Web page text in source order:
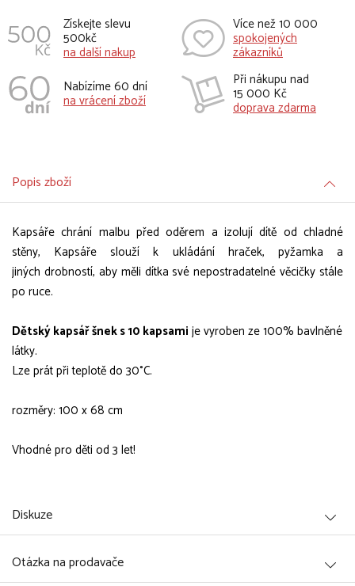
Získejte slevu
500kč
na další nakup
Více než 10 000
spokojených
zákazníků
Nabízíme 60 dní
na vrácení zboží
Při nákupu nad
15 000 Kč
doprava zdarma
Popis zboží
Kapsáře chrání malbu před oděrem a izolují dítě od chladné
stěny, Kapsáře slouží k ukládání hraček, pyžamka a
jiných drobností, aby měli dítka své nepostradatelné věcičky stále
po ruce.
Dětský kapsář šnek s 10 kapsami je vyroben ze 100% bavlněné
látky.
Lze prát při teplotě do 30°C.
rozměry: 100 x 68 cm
Vhodné pro děti od 3 let!
Diskuze
Otázka na prodavače